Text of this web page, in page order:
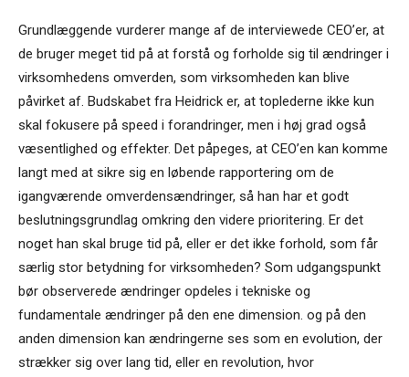
Grundlæggende vurderer mange af de interviewede CEO’er, at
de bruger meget tid på at forstå og forholde sig til ændringer i
virksomhedens omverden, som virksomheden kan blive
påvirket af. Budskabet fra Heidrick er, at toplederne ikke kun
skal fokusere på speed i forandringer, men i høj grad også
væsentlighed og effekter. Det påpeges, at CEO’en kan komme
langt med at sikre sig en løbende rapportering om de
igangværende omverdensændringer, så han har et godt
beslutningsgrundlag omkring den videre prioritering. Er det
noget han skal bruge tid på, eller er det ikke forhold, som får
særlig stor betydning for virksomheden? Som udgangspunkt
bør observerede ændringer opdeles i tekniske og
fundamentale ændringer på den ene dimension. og på den
anden dimension kan ændringerne ses som en evolution, der
strækker sig over lang tid, eller en revolution, hvor